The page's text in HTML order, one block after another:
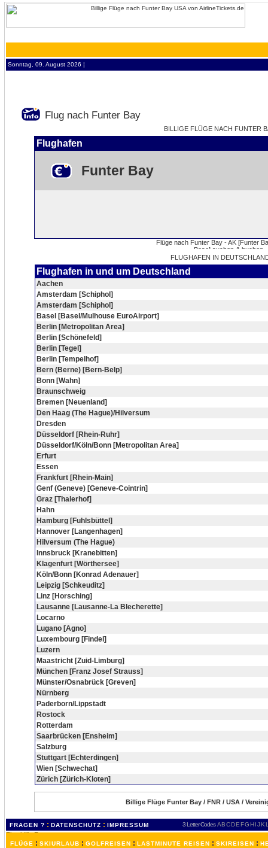
Sonntag, 09. August 2026 ¦
Flug nach Funter Bay
BILLIGE FLÜGE NACH FUNTER
Flughafen
Funter Bay
FLUGHAFEN IN
Flughafen in und um Deutschland
Aachen
Amsterdam [Schiphol]
Amsterdam [Schiphol]
Basel [Basel/Mulhouse EuroAirport]
Berlin [Metropolitan Area]
Berlin [Schönefeld]
Berlin [Tegel]
Berlin [Tempelhof]
Bern (Berne) [Bern-Belp]
Bonn [Wahn]
Braunschweig
Bremen [Neuenland]
Den Haag (The Hague)/Hilversum
Dresden
Düsseldorf [Rhein-Ruhr]
Düsseldorf/Köln/Bonn [Metropolitan Area]
Erfurt
Essen
Frankfurt [Rhein-Main]
Genf (Geneve) [Geneve-Cointrin]
Graz [Thalerhof]
Hahn
Hamburg [Fuhlsbüttel]
Hannover [Langenhagen]
Hilversum (The Hague)
Innsbruck [Kranebitten]
Klagenfurt [Wörthersee]
Köln/Bonn [Konrad Adenauer]
Leipzig [Schkeuditz]
Linz [Horsching]
Lausanne [Lausanne-La Blecherette]
Locarno
Lugano [Agno]
Luxembourg [Findel]
Luzern
Maastricht [Zuid-Limburg]
München [Franz Josef Strauss]
Münster/Osnabrück [Greven]
Nürnberg
Paderborn/Lippstadt
Rostock
Rotterdam
Saarbrücken [Ensheim]
Salzburg
Stuttgart [Echterdingen]
Wien [Schwechat]
Zürich [Zürich-Kloten]
Billige Flüge Funter Bay / FNR / USA /
FRAGEN ? : DATENSCHUTZ : IMPRESSUM 3 Letter-Codes ABCDEFGH IJKL
FLÜGE : SKIURLAUB : GOLFREISEN : LASTMINUTE REISEN : SKIREISEN :